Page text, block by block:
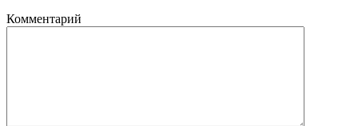
Комментарий